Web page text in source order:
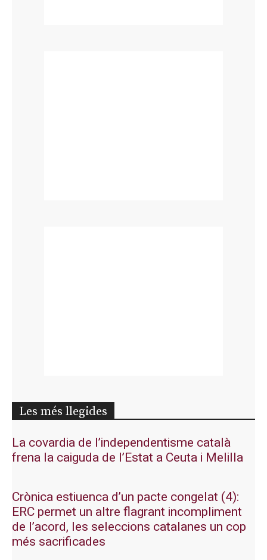
Les més llegides
La covardia de l’independentisme català
frena la caiguda de l’Estat a Ceuta i Melilla
Crònica estiuenca d’un pacte congelat (4):
ERC permet un altre flagrant incompliment
de l’acord, les seleccions catalanes un cop
més sacrificades